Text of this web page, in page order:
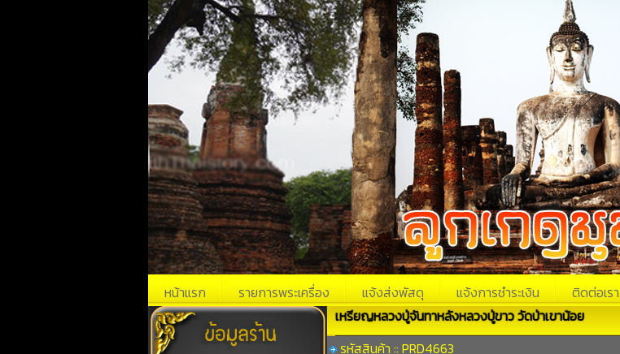
หน้าแรก รายการพระเครื่อง แจ้งส่งพัสดุ แจ้งการชำระเงิน ติดต่อเรา
เหรียญหลวงปู่จันทาหลังหลวงปู่ขาว วัดป่าเขาน้อย
รหัสสินค้า :: PRD4663